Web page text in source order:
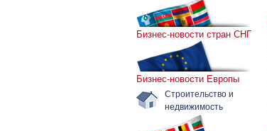
Бизнес-новости стран СНГ
Бизнес-новости Европы
Строительство и
недвижимость